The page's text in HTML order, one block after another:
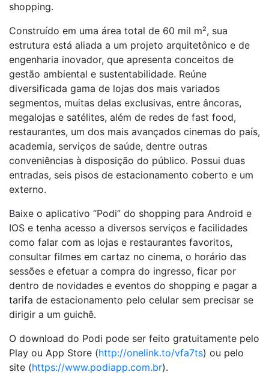
shopping.
Construído em uma área total de 60 mil m², sua
estrutura está aliada a um projeto arquitetônico e de
engenharia inovador, que apresenta conceitos de
gestão ambiental e sustentabilidade. Reúne
diversificada gama de lojas dos mais variados
segmentos, muitas delas exclusivas, entre âncoras,
megalojas e satélites, além de redes de fast food,
restaurantes, um dos mais avançados cinemas do país,
academia, serviços de saúde, dentre outras
conveniências à disposição do público. Possui duas
entradas, seis pisos de estacionamento coberto e um
externo.
Baixe o aplicativo “Podi” do shopping para Android e
IOS e tenha acesso a diversos serviços e facilidades
como falar com as lojas e restaurantes favoritos,
consultar filmes em cartaz no cinema, o horário das
sessões e efetuar a compra do ingresso, ficar por
dentro de novidades e eventos do shopping e pagar a
tarifa de estacionamento pelo celular sem precisar se
dirigir a um guichê.
O download do Podi pode ser feito gratuitamente pelo
Play ou App Store (http://onelink.to/vfa7ts) ou pelo
site (https://www.podiapp.com.br).